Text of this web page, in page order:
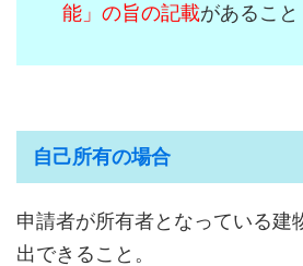
能」の旨の記載があること
自己所有の場合
申請者が所有者となっている建
出できること。